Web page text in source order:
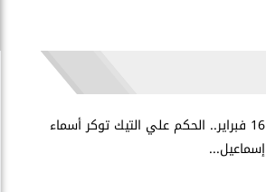
16 فبراير.. الحكم علي التيك توكر أسماء
إسماعيل...